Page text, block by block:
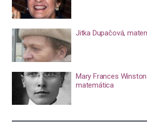
Jitka Dupačová,
Mary Frances
matemática